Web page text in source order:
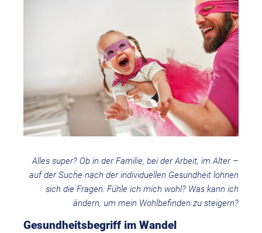
Alles super? Ob in der Familie, bei der Arbeit, im Alter –
auf der Suche nach der individuellen Gesundheit lohnen
sich die Fragen: Fühle ich mich wohl? Was kann ich
ändern, um mein Wohlbefinden zu steigern?
Gesundheitsbegriff im Wandel